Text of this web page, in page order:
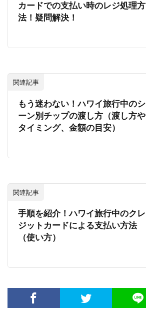
カードでの支払い時のレジ処理方
法！疑問解決！
関連記事
もう迷わない！ハワイ旅行中のシ
ーン別チップの渡し方（渡し方や
タイミング、金額の目安）
関連記事
手順を紹介！ハワイ旅行中のクレ
ジットカードによる支払い方法
（使い方）